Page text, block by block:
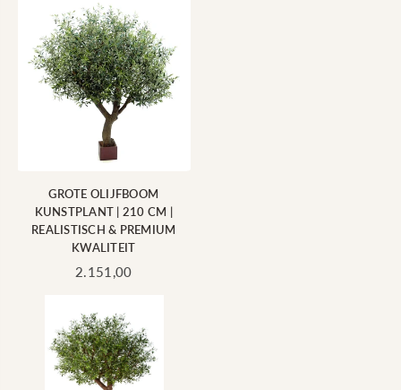
GROTE OLIJFBOOM
KUNSTPLANT | 210 CM |
REALISTISCH & PREMIUM
KWALITEIT
Standaard
2.151,00